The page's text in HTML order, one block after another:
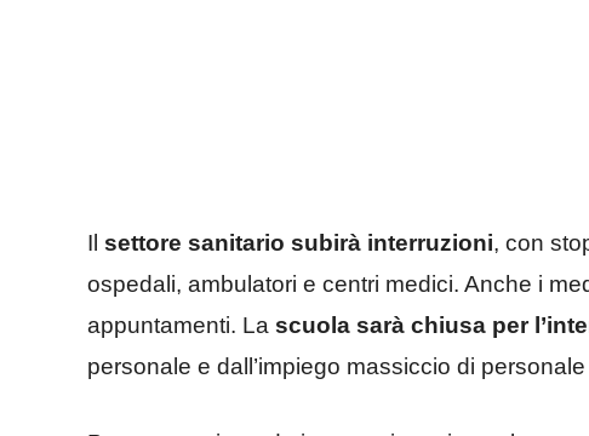
Il settore sanitario subirà interruzioni, con
ospedali, ambulatori e centri medici. Anche i
appuntamenti. La scuola sarà chiusa per
personale e dall’impiego massiccio di